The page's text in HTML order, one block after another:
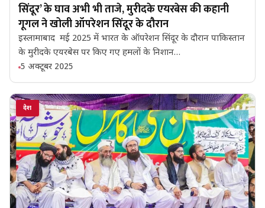
सिंदूर’ के घाव अभी भी ताजे, मुरीदके एयरबेस की कहानी
गूगल ने खोली ऑपरेशन सिंदूर के दौरान
इस्लामाबाद मई 2025 में भारत के ऑपरेशन सिंदूर के दौरान पाकिस्तान
के मुरीदके एयरबेस पर किए गए हमलों के निशान…
5 अक्टूबर 2025
देश